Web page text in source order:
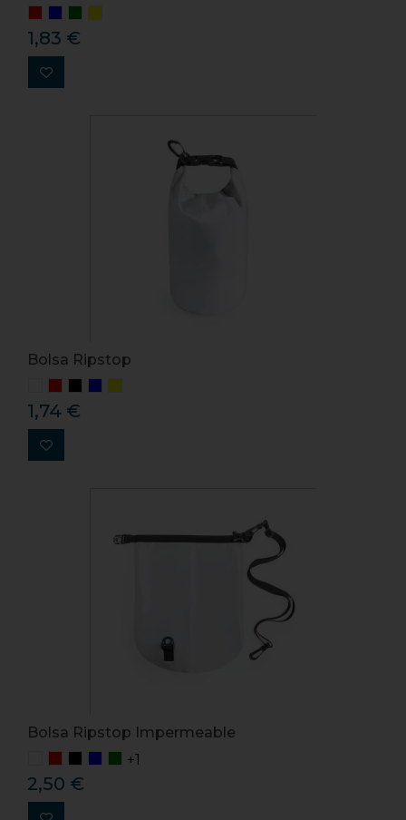
1,83 €
Bolsa Ripstop
1,74 €
Bolsa Ripstop Impermeable
+1
2,50 €